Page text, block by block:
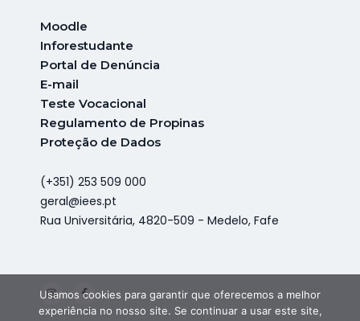
Moodle
Inforestudante
Portal de Denúncia
E-mail
Teste Vocacional
Regulamento de Propinas
Proteção de Dados
(+351) 253 509 000
geral@iees.pt
Rua Universitária, 4820-509 - Medelo, Fafe
Usamos cookies para garantir que oferecemos a melhor
experiência no nosso site. Se continuar a usar este site,